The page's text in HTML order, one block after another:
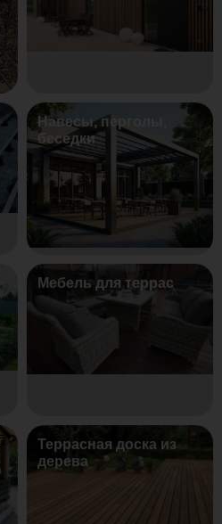
Навесы, перголы,
беседки
Мебель для террас
Террасная доска из
дерева